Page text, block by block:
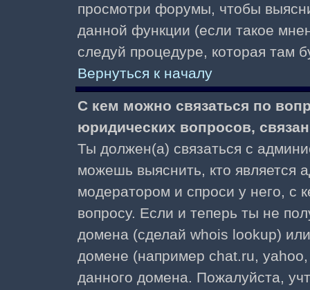
просмотри форумы, чтобы
данной функции (если такое
следуй процедуре, которая там
Вернуться к началу
С кем можно связаться по
юридических вопросов,
Ты должен(а) связаться с
можешь выяснить, кто является
модератором и спроси у него, с
вопросу. Если и теперь ты не
домена (сделай whois lookup)
домене (например chat.ru,
данного домена. Пожалуйста,